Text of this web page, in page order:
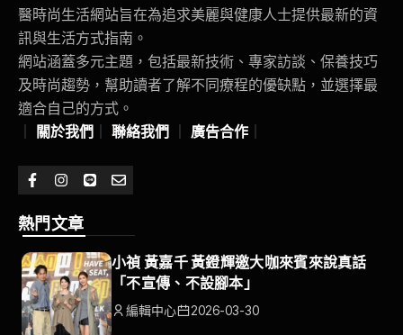
醫時尚生活網站旨在為追求美麗與健康人士提供最新的資
訊與生活方式指南。
網站涵蓋多元主題，包括最新技術、專家訪談、保養技巧
及時尚趨勢，幫助讀者了解不同療程的優缺點，並選擇最
適合自己的方式。
關於我們 聯絡我們 廣告合作
熱門文章
小禎 黃嘉千 黃鐙輝邀大咖來賓來說真話
「不宣傳、不設腳本」
編輯中心 2026-03-30